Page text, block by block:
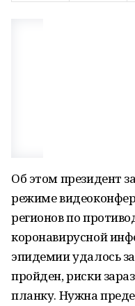
Об этом президент
режиме
регионов по
коронавирусной
эпидемии удалось
пройден, риски
планку. Нужна